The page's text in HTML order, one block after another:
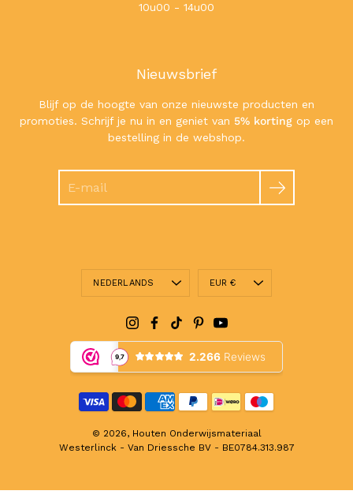
10u00 - 14u00
Nieuwsbrief
Blijf op de hoogte van onze nieuwste producten en
promoties. Schrijf je nu in en geniet van 5% korting op een
bestelling in de webshop.
Taal
NEDERLANDS Valuta
EUR €
© 2026, Houten Onderwijsmateriaal
Westerlinck - Van Driessche BV - BE0784.313.987